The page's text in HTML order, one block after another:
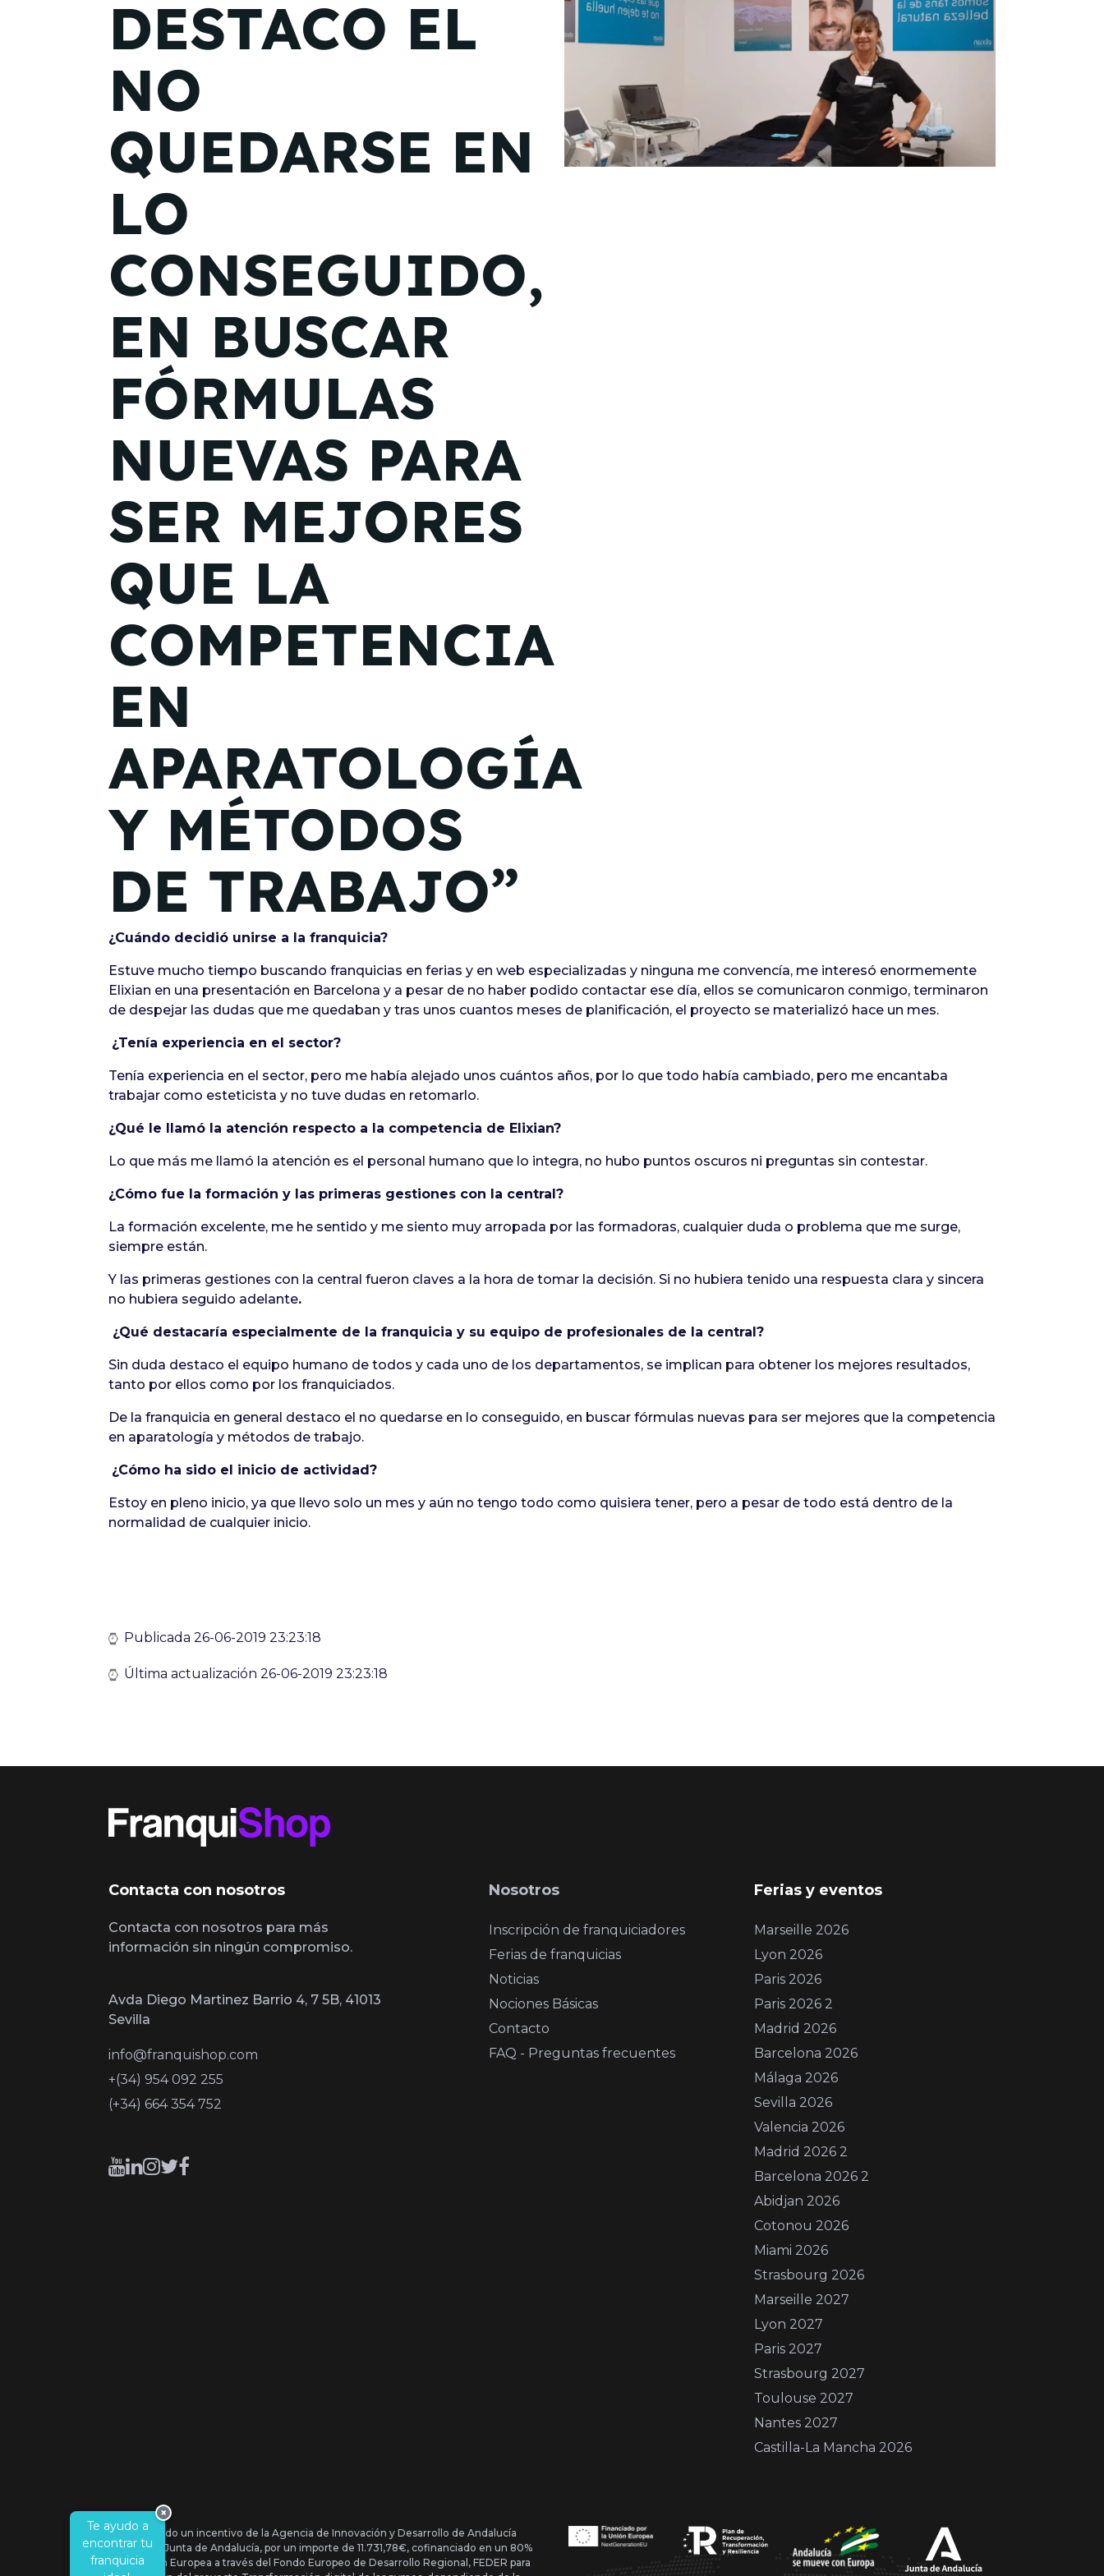
Castilla-La Mancha
2026 -
22 de octubre
Barcelona 2026 2 -
Infórmate
DESTACO EL
NO
QUEDARSE EN
LO
CONSEGUIDO,
EN BUSCAR
FÓRMULAS
NUEVAS PARA
SER MEJORES
QUE LA
COMPETENCIA
EN
APARATOLOGÍA
Y MÉTODOS
DE TRABAJO”
¿Cuándo decidió unirse a la franquicia?
Estuve mucho tiempo buscando franquicias en ferias y en web especializadas y ninguna me convencía, me interesó enormemente
Elixian en una presentación en Barcelona y a pesar de no haber podido contactar ese día, ellos se comunicaron conmigo, terminaron
de despejar las dudas que me quedaban y tras unos cuantos meses de planificación, el proyecto se materializó hace un mes.
¿Tenía experiencia en el sector?
Tenía experiencia en el sector, pero me había alejado unos cuántos años, por lo que todo había cambiado, pero me encantaba
trabajar como esteticista y no tuve dudas en retomarlo.
¿Qué le llamó la atención respecto a la competencia de Elixian?
Lo que más me llamó la atención es el personal humano que lo integra, no hubo puntos oscuros ni preguntas sin contestar.
¿Cómo fue la formación y las primeras gestiones con la central?
La formación excelente, me he sentido y me siento muy arropada por las formadoras, cualquier duda o problema que me surge,
siempre están.
Y las primeras gestiones con la central fueron claves a la hora de tomar la decisión. Si no hubiera tenido una respuesta clara y sincera
no hubiera seguido adelante.
¿Qué destacaría especialmente de la franquicia y su equipo de profesionales de la central?
Sin duda destaco el equipo humano de todos y cada uno de los departamentos, se implican para obtener los mejores resultados,
tanto por ellos como por los franquiciados.
De la franquicia en general destaco el no quedarse en lo conseguido, en buscar fórmulas nuevas para ser mejores que la competencia
en aparatología y métodos de trabajo.
¿Cómo ha sido el inicio de actividad?
Estoy en pleno inicio, ya que llevo solo un mes y aún no tengo todo como quisiera tener, pero a pesar de todo está dentro de la
normalidad de cualquier inicio.
Publicada 26-06-2019 23:23:18
Última actualización 26-06-2019 23:23:18
Contacta con nosotros
Contacta con nosotros para más
información sin ningún compromiso.
Avda Diego Martinez Barrio 4, 7 5B, 41013
Sevilla
info@franquishop.com
+(34) 954 092 255
(+34) 664 354 752
Nosotros
Inscripción de franquiciadores
Ferias de franquicias
Noticias
Nociones Básicas
Contacto
FAQ - Preguntas frecuentes
Ferias y eventos
Marseille 2026
Lyon 2026
Paris 2026
Paris 2026 2
Madrid 2026
Barcelona 2026
Málaga 2026
Sevilla 2026
Valencia 2026
Madrid 2026 2
Barcelona 2026 2
Abidjan 2026
Cotonou 2026
Miami 2026
Strasbourg 2026
Marseille 2027
Lyon 2027
Paris 2027
Strasbourg 2027
Toulouse 2027
Nantes 2027
Castilla-La Mancha 2026
Se ha recibido un incentivo de la Agencia de Innovación y Desarrollo de Andalucía
IDEA, de la Junta de Andalucía, por un importe de 11.731,78€, cofinanciado en un 80%
por la Unión Europea a través del Fondo Europeo de Desarrollo Regional, FEDER para
Te ayudo a
encontrar tu
franquicia
×